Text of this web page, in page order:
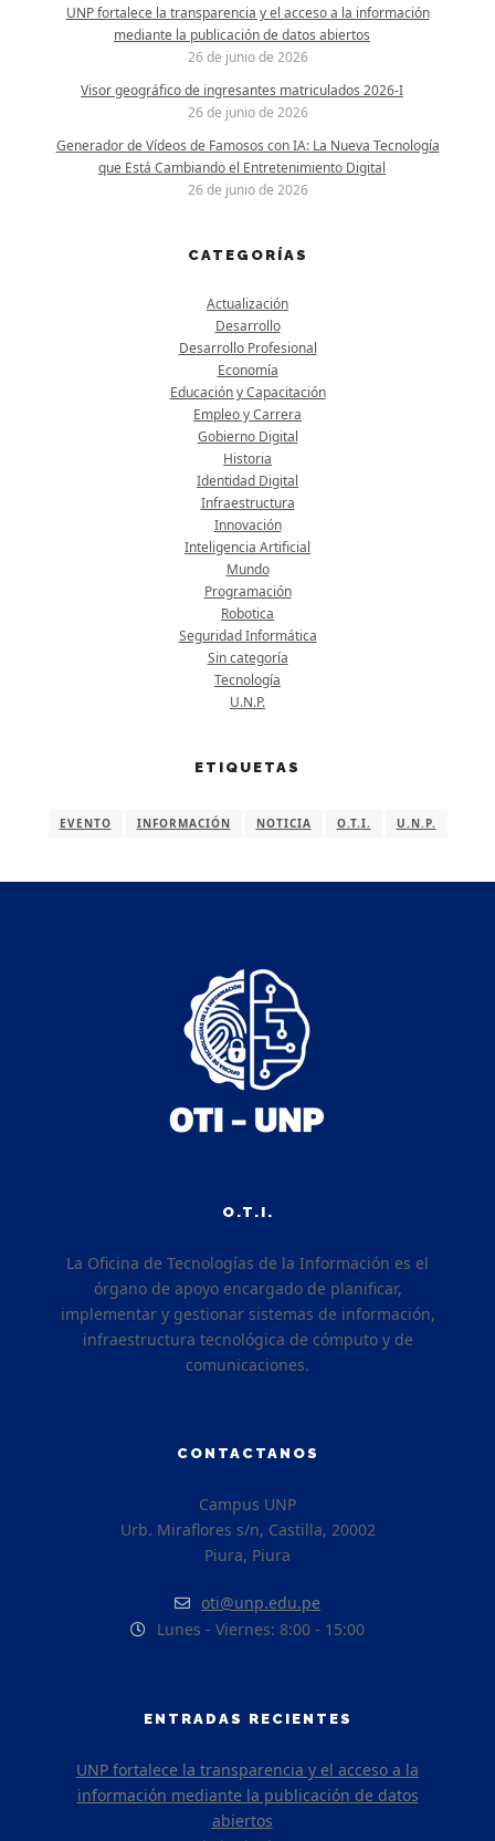
UNP fortalece la transparencia y el acceso a la información
mediante la publicación de datos abiertos
26 de junio de 2026
Visor geográfico de ingresantes matriculados 2026-I
26 de junio de 2026
Generador de Vídeos de Famosos con IA: La Nueva Tecnología
que Está Cambiando el Entretenimiento Digital
26 de junio de 2026
CATEGORÍAS
Actualización
Desarrollo
Desarrollo Profesional
Economía
Educación y Capacitación
Empleo y Carrera
Gobierno Digital
Historia
Identidad Digital
Infraestructura
Innovación
Inteligencia Artificial
Mundo
Programación
Robotica
Seguridad Informática
Sin categoría
Tecnología
U.N.P.
ETIQUETAS
EVENTO INFORMACIÓN NOTICIA O.T.I. U.N.P.
O.T.I.
La Oficina de Tecnologías de la Información es el
órgano de apoyo encargado de planificar,
implementar y gestionar sistemas de información,
infraestructura tecnológica de cómputo y de
comunicaciones.
CONTACTANOS
Campus UNP
Urb. Miraflores s/n, Castilla, 20002
Piura, Piura
oti@unp.edu.pe
Lunes - Viernes: 8:00 - 15:00
ENTRADAS RECIENTES
UNP fortalece la transparencia y el acceso a la
información mediante la publicación de datos
abiertos